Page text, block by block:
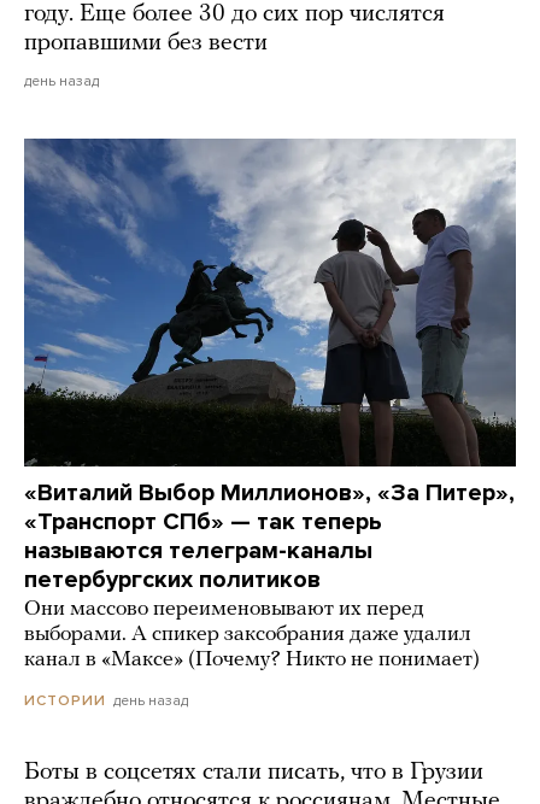
году. Еще более 30 до сих пор числятся
пропавшими без вести
день назад
«Виталий Выбор Миллионов», «За Питер»,
«Транспорт СПб» — так теперь
называются телеграм-каналы
петербургских политиков
Они массово переименовывают их перед
выборами. А спикер заксобрания даже удалил
канал в «Максе» (Почему? Никто не понимает)
ИСТОРИИ день назад
Боты в соцсетях стали писать, что в Грузии